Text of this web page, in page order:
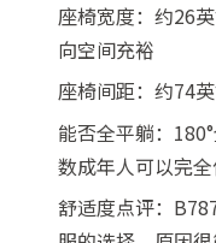
座椅宽度：约26
向空间充裕
座椅间距：约74
能否全平躺：
数成年人可以完
舒适度点评：